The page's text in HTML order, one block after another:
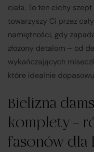
ciała. To ten cichy
towarzyszy Ci przez
namiętności, gdy
złożony detalom – od
wykańczających
które idealnie
Bielizna
komplety –
fasonów dla